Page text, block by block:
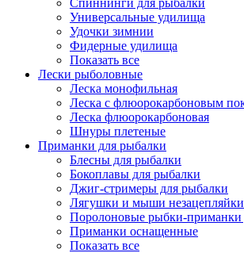
Спиннинги для рыбалки
Универсальные удилища
Удочки зимнии
Фидерные удилища
Показать все
Лески рыболовные
Леска монофильная
Леска с флюорокарбоновым
Леска флюорокарбоновая
Шнуры плетеные
Приманки для рыбалки
Блесны для рыбалки
Бокоплавы для рыбалки
Джиг-стримеры для рыбалки
Лягушки и мыши
Поролоновые рыбки-приманки
Приманки оснащенные
Показать все